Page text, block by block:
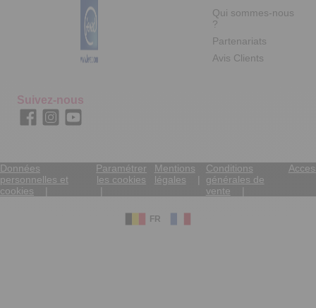
Qui sommes-nous
?
Partenariats
Avis Clients
Suivez-nous
Données
personnelles et
cookies
Paramétrer
les cookies
Mentions
légales
Conditions
générales de
vente
FR